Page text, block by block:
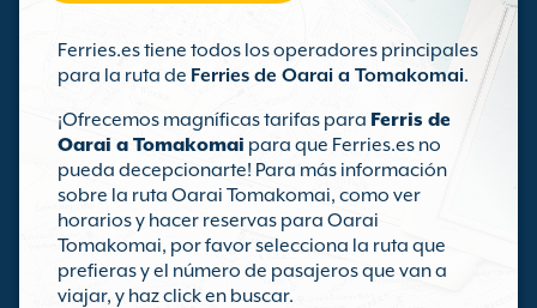
Ferries.es tiene todos los operadores principales
para la ruta de Ferries de Oarai a Tomakomai.
¡Ofrecemos magníficas tarifas para Ferris de
Oarai a Tomakomai para que Ferries.es no
pueda decepcionarte! Para más información
sobre la ruta Oarai Tomakomai, como ver
horarios y hacer reservas para Oarai
Tomakomai, por favor selecciona la ruta que
prefieras y el número de pasajeros que van a
viajar, y haz click en buscar.